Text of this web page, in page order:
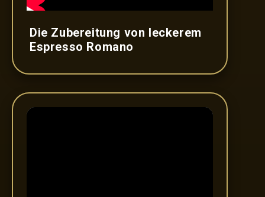
Die Zubereitung von leckerem
Espresso Romano